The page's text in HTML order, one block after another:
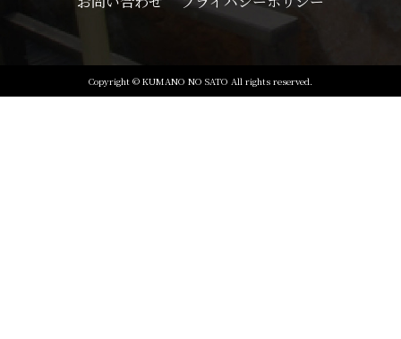
Copyright © KUMANO NO SATO All rights reserved.